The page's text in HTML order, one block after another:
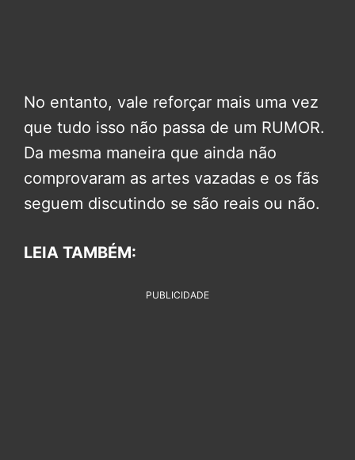
No entanto, vale reforçar mais uma vez
que tudo isso não passa de um RUMOR.
Da mesma maneira que ainda não
comprovaram as artes vazadas e os fãs
seguem discutindo se são reais ou não.
LEIA TAMBÉM:
PUBLICIDADE